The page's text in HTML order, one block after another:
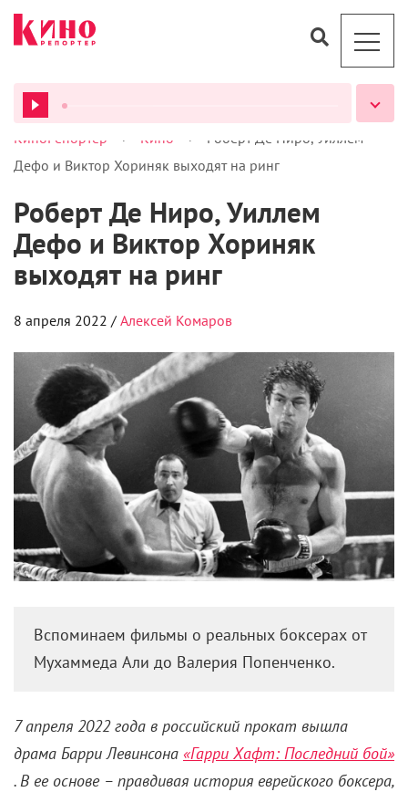
ВСЕ ПОДКАСТЫ
КиноРепортер > Кино >
Роберт Де Ниро, Уиллем
Дефо и Виктор Хориняк выходят на ринг
Роберт Де Ниро, Уиллем
Дефо и Виктор Хориняк
выходят на ринг
8 апреля 2022 / Алексей Комаров
Вспоминаем фильмы о реальных боксерах от
Мухаммеда Али до Валерия Попенченко.
7 апреля 2022 года в российский прокат вышла
драма Барри Левинсона «Гарри Хафт: Последний бой»
. В ее основе – правдивая история еврейского боксера,